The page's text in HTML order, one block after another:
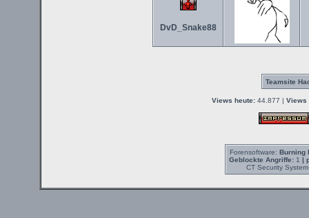
DvD_Snake88
Teamsite
Views heute: 44.877 | Views
Forensoftware: Burning
Geblockte Angriffe:1 |
CT Security